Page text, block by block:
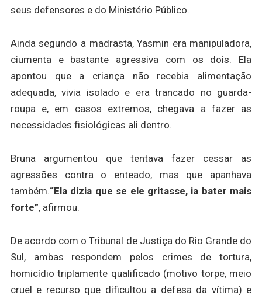
seus defensores e do Ministério Público.
Ainda segundo a madrasta, Yasmin era manipuladora,
ciumenta e bastante agressiva com os dois. Ela
apontou que a criança não recebia alimentação
adequada, vivia isolado e era trancado no guarda-
roupa e, em casos extremos, chegava a fazer as
necessidades fisiológicas ali dentro.
Bruna argumentou que tentava fazer cessar as
agressões contra o enteado, mas que apanhava
também.“Ela dizia que se ele gritasse, ia bater mais
forte”, afirmou.
De acordo com o Tribunal de Justiça do Rio Grande do
Sul, ambas respondem pelos crimes de tortura,
homicídio triplamente qualificado (motivo torpe, meio
cruel e recurso que dificultou a defesa da vítima) e